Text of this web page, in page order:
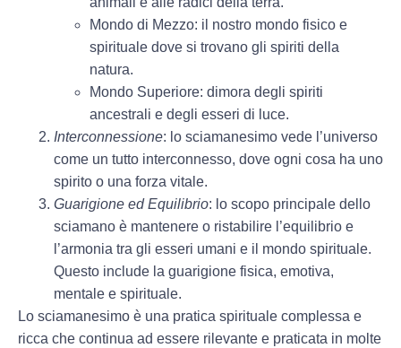
Mondo di Mezzo: il nostro mondo fisico e
spirituale dove si trovano gli spiriti della
natura.
Mondo Superiore: dimora degli spiriti
ancestrali e degli esseri di luce.
Interconnessione: lo sciamanesimo vede l’universo
come un tutto interconnesso, dove ogni cosa ha uno
spirito o una forza vitale.
Guarigione ed Equilibrio: lo scopo principale dello
sciamano è mantenere o ristabilire l’equilibrio e
l’armonia tra gli esseri umani e il mondo spirituale.
Questo include la guarigione fisica, emotiva,
mentale e spirituale.
Lo sciamanesimo è una pratica spirituale complessa e
ricca che continua ad essere rilevante e praticata in molte